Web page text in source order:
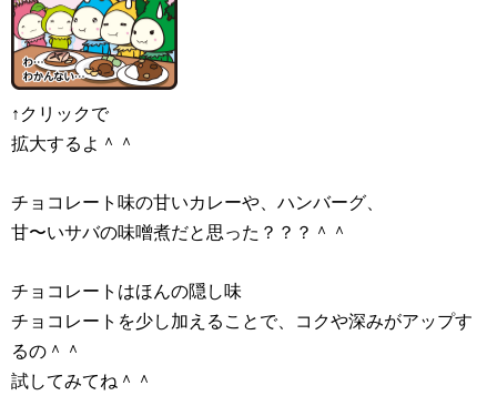
↑クリックで
拡大するよ＾＾
チョコレート味の甘いカレーや、ハンバーグ、
甘〜いサバの味噌煮だと思った？？？＾＾
チョコレートはほんの隠し味
チョコレートを少し加えることで、コクや深みがアップす
るの＾＾
試してみてね＾＾